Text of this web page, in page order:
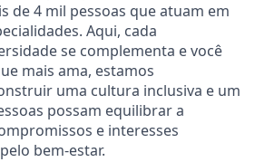
de 4 mil pessoas que atuam em
Aqui, cada
se complementa e você
mais ama, estamos
uma cultura inclusiva e um
possam equilibrar a
e interesses
bem-estar.